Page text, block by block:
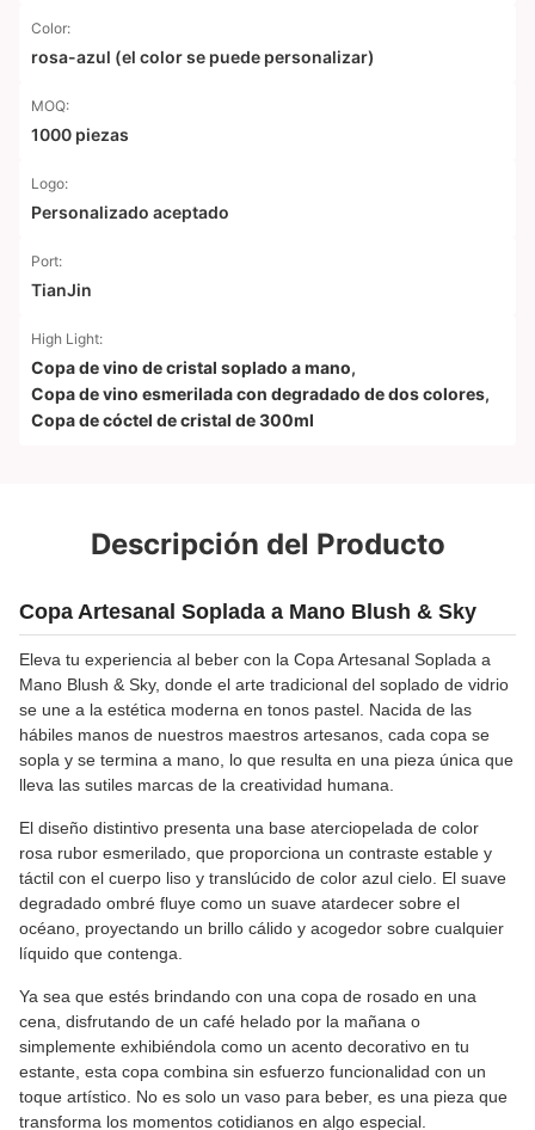
Color:
rosa-azul (el color se puede personalizar)
MOQ:
1000 piezas
Logo:
Personalizado aceptado
Port:
TianJin
High Light:
Copa de vino de cristal soplado a mano,
Copa de vino esmerilada con degradado de dos colores,
Copa de cóctel de cristal de 300ml
Descripción del Producto
Copa Artesanal Soplada a Mano Blush & Sky
Eleva tu experiencia al beber con la Copa Artesanal Soplada a
Mano Blush & Sky, donde el arte tradicional del soplado de vidrio
se une a la estética moderna en tonos pastel. Nacida de las
hábiles manos de nuestros maestros artesanos, cada copa se
sopla y se termina a mano, lo que resulta en una pieza única que
lleva las sutiles marcas de la creatividad humana.
El diseño distintivo presenta una base aterciopelada de color
rosa rubor esmerilado, que proporciona un contraste estable y
táctil con el cuerpo liso y translúcido de color azul cielo. El suave
degradado ombré fluye como un suave atardecer sobre el
océano, proyectando un brillo cálido y acogedor sobre cualquier
líquido que contenga.
Ya sea que estés brindando con una copa de rosado en una
cena, disfrutando de un café helado por la mañana o
simplemente exhibiéndola como un acento decorativo en tu
estante, esta copa combina sin esfuerzo funcionalidad con un
toque artístico. No es solo un vaso para beber, es una pieza que
transforma los momentos cotidianos en algo especial.